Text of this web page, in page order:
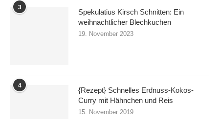
3
Spekulatius Kirsch Schnitten: Ein
weihnachtlicher Blechkuchen
19. November 2023
4
{Rezept} Schnelles Erdnuss-Kokos-
Curry mit Hähnchen und Reis
15. November 2019